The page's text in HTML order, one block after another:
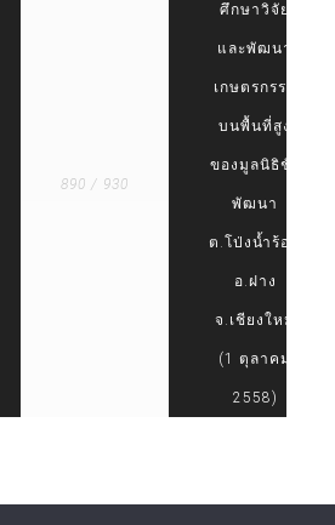
890 / 930
ศึกษาวิจัย
และพัฒนา
เกษตรกรรม
บนพื้นที่สูง
ของมูลนิธิชัย
พัฒนา
ต.โป่งน้ำร้อน
อ.ฝาง
จ.เชียงใหม่
(1 ตุลาคม
2558)